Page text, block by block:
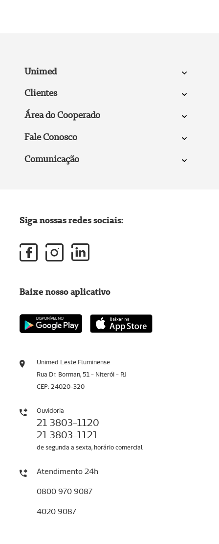
Unimed
Clientes
Área do Cooperado
Fale Conosco
Comunicação
Unimed Leste Fluminense
Rua Dr. Borman, 51 - Niterói - RJ
CEP: 24020-320
Ouvidoria
21 3803-1120
21 3803-1121
de segunda a sexta, horário comercial
Atendimento 24h
0800 970 9087
4020 9087
Siga nossas redes sociais:
Baixe nosso aplicativo